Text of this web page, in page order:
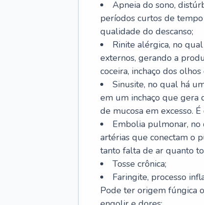
Apneia do sono,
períodos curtos de
qualidade do descanso;
Rinite alérgica, no
externos, gerando a
coceira, inchaço dos
Sinusite, no qual há
em um inchaço que gera
de mucosa em excesso.
Embolia pulmonar,
artérias que conectam o
tanto falta de ar quanto
Tosse crônica;
Faringite, processo
Pode ter origem fúngica